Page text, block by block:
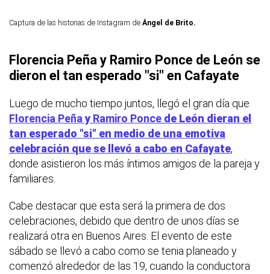
Captura de las historias de Instagram de Ángel de Brito.
Florencia Peña y Ramiro Ponce de León se
dieron el tan esperado "si" en Cafayate
Luego de mucho tiempo juntos, llegó el gran día que
Florencia Peñay Ramiro Ponce de León dieran el
tan esperado "si" en medio de una emotiva
celebración que se llevó a cabo en Cafayate,
donde asistieron los más íntimos amigos de la pareja y
familiares.
Cabe destacar que esta será la primera de dos
celebraciones, debido que dentro de unos días se
realizará otra en Buenos Aires. El evento de este
sábado se llevó a cabo como se tenia planeado y
comenzó alrededor de las 19, cuando la conductora